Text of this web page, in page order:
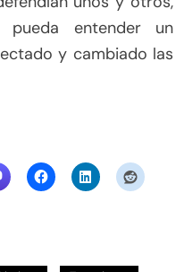
entender un
y cambiado las